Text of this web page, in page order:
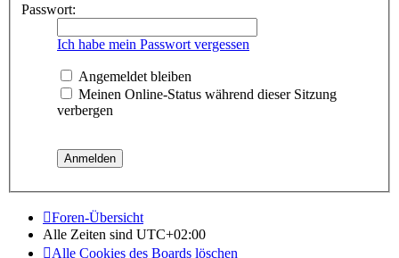
Passwort:
Ich habe mein Passwort vergessen
Angemeldet bleiben
Meinen Online-Status während dieser Sitzung
verbergen
Foren-Übersicht
Alle Zeiten sind UTC+02:00
Alle Cookies des Boards löschen